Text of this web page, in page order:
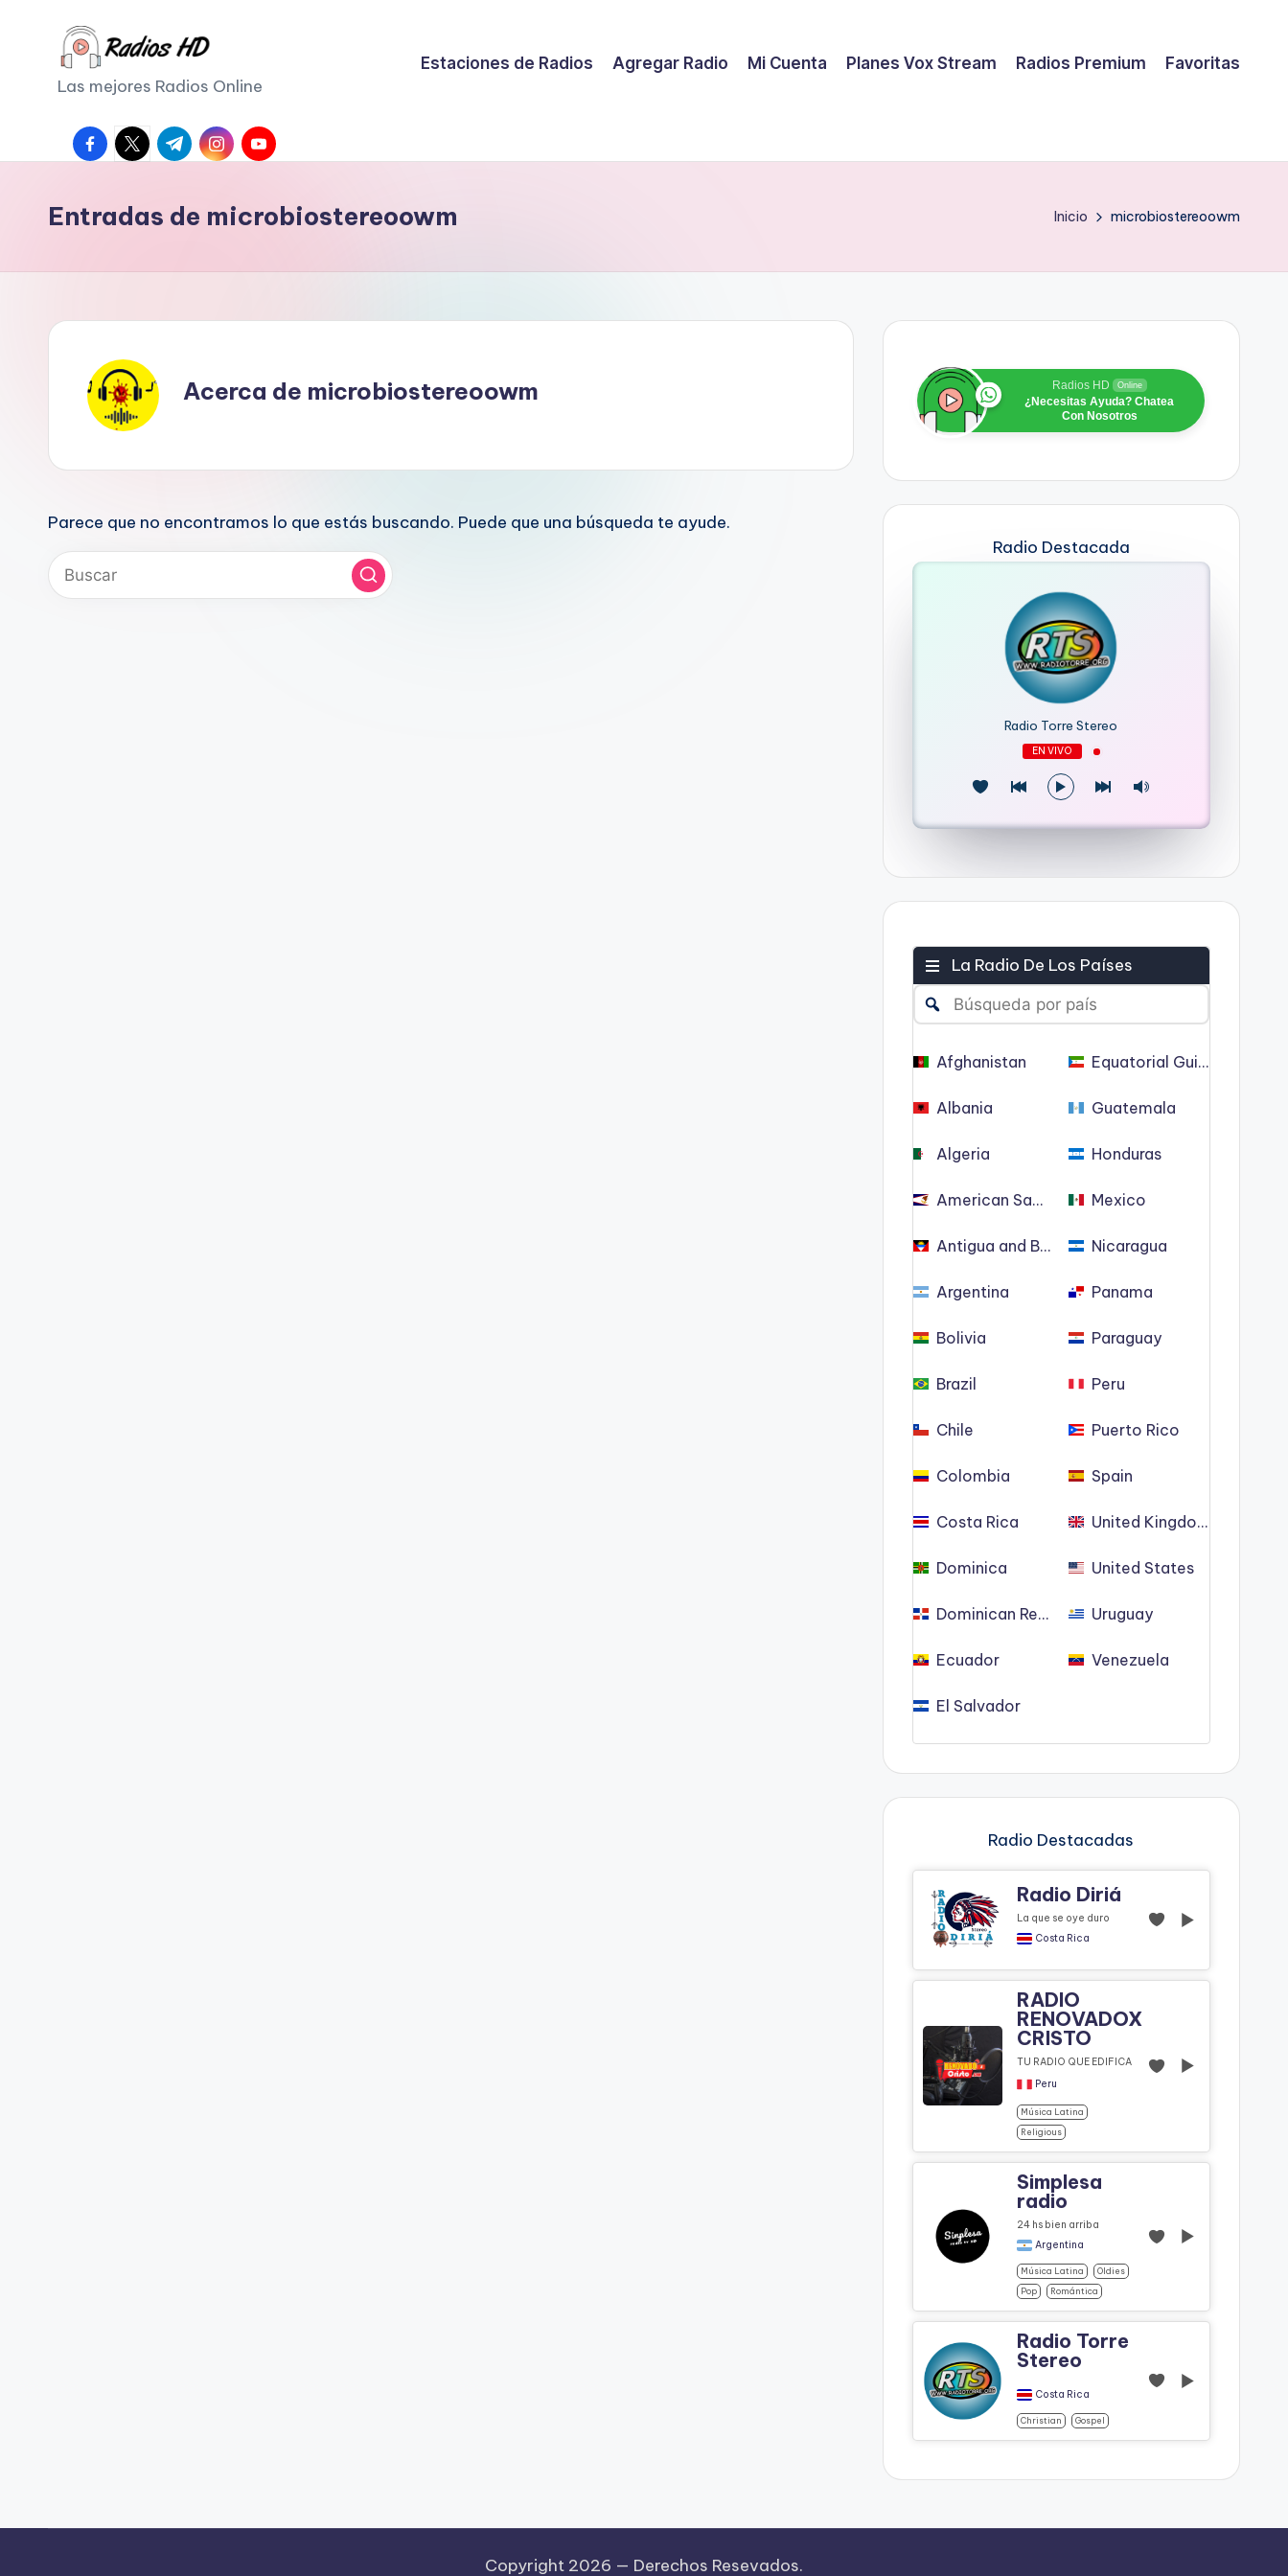
Las mejores Radios Online
Estaciones de Radios Agregar Radio Mi Cuenta Planes Vox Stream Radios Premium Favoritas
facebook.com
twitter.com
t.me instagram.com
youtube.com
Entradas de microbiostereoowm Inicio microbiostereoowm
Acerca de microbiostereoowm
Parece que no encontramos lo que estás buscando. Puede que una búsqueda te ayude.
Radios HD Online
¿Necesitas Ayuda? Chatea
Con Nosotros
Radio Destacada
Radio Torre Stereo
EN VIVO
La Radio De Los Países
Afghanistan
Albania
Algeria
American Samoa
Antigua and Barbuda
Argentina
Bolivia
Brazil
Chile
Colombia
Costa Rica
Dominica
Dominican Republic
Ecuador
El Salvador
Equatorial Guinea
Guatemala
Honduras
Mexico
Nicaragua
Panama
Paraguay
Peru
Puerto Rico
Spain
United Kingdom
United States
Uruguay
Venezuela
Radio Destacadas
Radio Diriá
La que se oye duro
Costa Rica
RADIO
RENOVADOX
CRISTO
TU RADIO QUE EDIFICA
Peru
Música Latina
Religious
Simplesa
radio
24 hs bien arriba
Argentina
Música Latina
Oldies
Pop
Romántica
Radio Torre
Stereo
Costa Rica
Christian Gospel
Copyright 2026 — Derechos Resevados.